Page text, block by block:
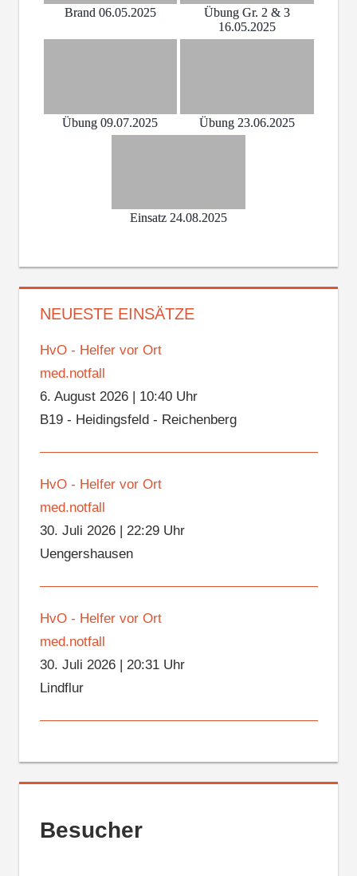
Brand 06.05.2025
Übung Gr. 2 & 3
16.05.2025
Übung 09.07.2025 Übung 23.06.2025
Einsatz 24.08.2025
NEUESTE EINSÄTZE
HvO - Helfer vor Ort
med.notfall
6. August 2026| 10:40 Uhr
B19 - Heidingsfeld - Reichenberg
HvO - Helfer vor Ort
med.notfall
30. Juli 2026| 22:29 Uhr
Uengershausen
HvO - Helfer vor Ort
med.notfall
30. Juli 2026| 20:31 Uhr
Lindflur
Besucher